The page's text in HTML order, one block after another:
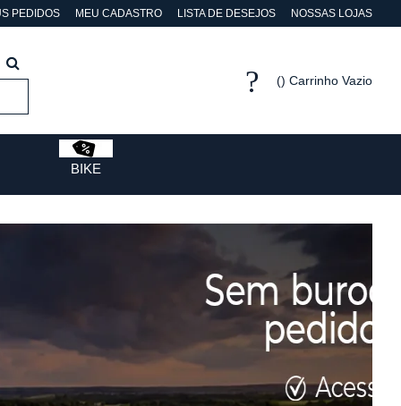
PEDIDOS MEU CADASTRO LISTA DE DESEJOS NOSSAS LOJAS
Carrinho Vazio
BIKE